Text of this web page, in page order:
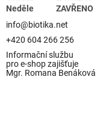
Neděle
ZAVŘENO
info@biotika.net
+420 604 266 256
Informační službu
pro e-shop zajišťuje
Mgr. Romana Benáková